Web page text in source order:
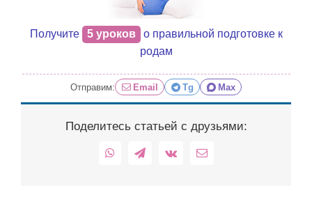
Получите 5 уроков
о правильной подготовке к
родам
Отправим: Email Tg Max
Поделитесь статьей с друзьями:
WhatsAppTelegram
Vk Email